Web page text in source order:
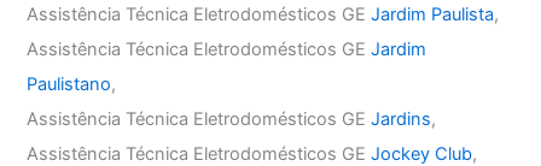
Assistência Técnica Eletrodomésticos GEJardim Paulista,
Assistência Técnica Eletrodomésticos GEJardim
Paulistano,
Assistência Técnica Eletrodomésticos GEJardins,
Assistência Técnica Eletrodomésticos GEJockey Club,